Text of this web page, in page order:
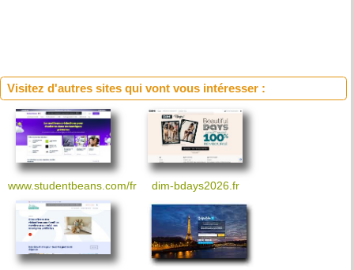
Visitez d'autres sites qui vont vous intéresser :
www.studentbeans.com/fr dim-bdays2026.fr